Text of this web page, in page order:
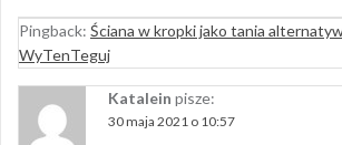
Pingback: Ściana w kropki jako tania
WyTenTeguj
Katalein pisze:
30 maja 2021 o 10:57